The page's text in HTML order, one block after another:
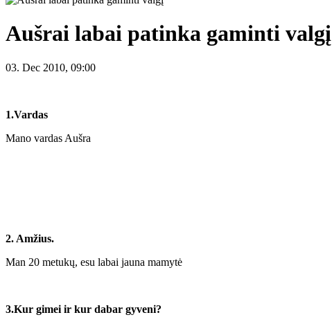
Aušrai labai patinka gaminti valgį
03. Dec 2010, 09:00
1.Vardas
Mano vardas Aušra
2. Amžius.
Man 20 metukų, esu labai jauna mamytė
3.Kur gimei ir kur dabar gyveni?